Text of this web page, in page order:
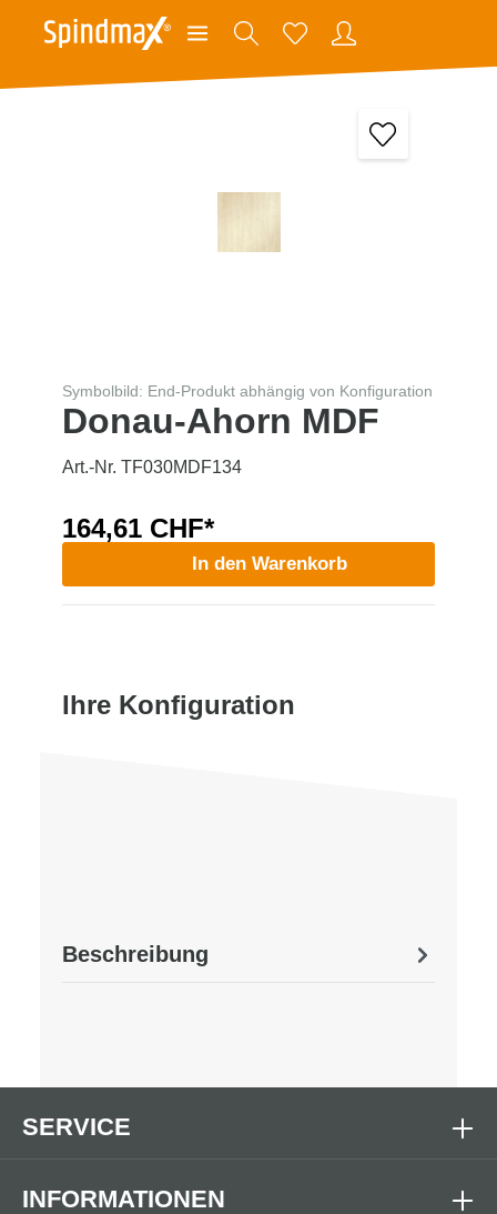
Symbolbild: End-Produkt abhängig von Konfiguration
Donau-Ahorn MDF
Art.-Nr. TF030MDF134
164,61 CHF*
In den Warenkorb
Ihre Konfiguration
Beschreibung
SERVICE
INFORMATIONEN